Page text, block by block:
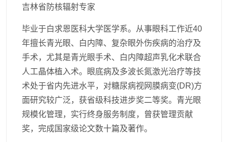
吉林省防核辐射专家
毕业于白求恩医科大学医学系。从事眼科工作近40
年擅长青光眼、白内障、复杂眼外伤疾病的治疗及
手术，尤其是青光眼手术、白内障超声乳化术联合
人工晶体植入术。眼底病及多波长氮激光治疗等技
术处于省内先进水平，对糖尿病视网膜病变(DR)方
面研究较广泛，获省级科技进步奖二等奖。青光眼
规模化管理，实行终身服务制度，曾获管理贡献
奖，完成国家级论文数十篇及著作。